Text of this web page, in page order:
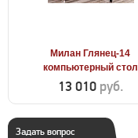
Милан Глянец-14
компьютерный стол
13 010 руб.
Задать вопрос